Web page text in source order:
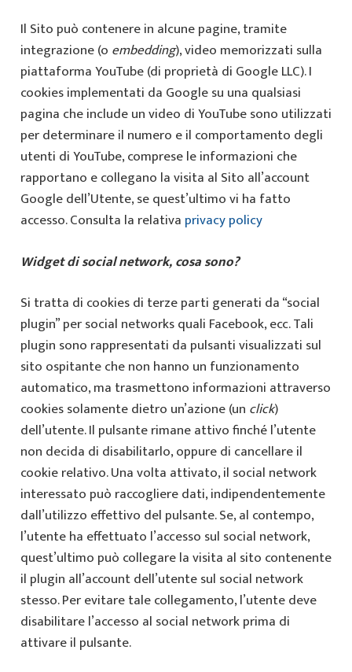
Il Sito può contenere in alcune pagine, tramite
integrazione (o embedding), video memorizzati sulla
piattaforma YouTube (di proprietà di Google LLC). I
cookies implementati da Google su una qualsiasi
pagina che include un video di YouTube sono utilizzati
per determinare il numero e il comportamento degli
utenti di YouTube, comprese le informazioni che
rapportano e collegano la visita al Sito all’account
Google dell’Utente, se quest’ultimo vi ha fatto
accesso. Consulta la relativa privacy policy
Widget di social network, cosa sono?
Si tratta di cookies di terze parti generati da “social
plugin” per social networks quali Facebook, ecc. Tali
plugin sono rappresentati da pulsanti visualizzati sul
sito ospitante che non hanno un funzionamento
automatico, ma trasmettono informazioni attraverso
cookies solamente dietro un’azione (un click)
dell’utente. Il pulsante rimane attivo finché l’utente
non decida di disabilitarlo, oppure di cancellare il
cookie relativo. Una volta attivato, il social network
interessato può raccogliere dati, indipendentemente
dall’utilizzo effettivo del pulsante. Se, al contempo,
l’utente ha effettuato l’accesso sul social network,
quest’ultimo può collegare la visita al sito contenente
il plugin all’account dell’utente sul social network
stesso. Per evitare tale collegamento, l’utente deve
disabilitare l’accesso al social network prima di
attivare il pulsante.